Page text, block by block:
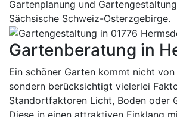
Gartenplanung und
Sächsische Schweiz-Osterzgebirge.
Gartenberatung in
Ein schöner Garten kommt nicht von
sondern berücksichtigt vielerlei
Standortfaktoren Licht, Boden oder